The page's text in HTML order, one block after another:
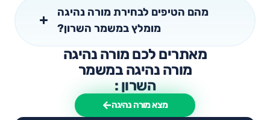
מהם הטיפים לבחירת מורה נהיגה
מומלץ במשמר השרון?
מאתרים לכם מורה נהיגה
מורה נהיגה במשמר
השרון :
מצא מורה נהיגה